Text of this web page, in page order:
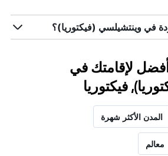
في وينتشيلسي (فيكتوريا)؟
أفضل لإقامتك في
فيكتوريا
المدن الأكثر شهرة
معالم